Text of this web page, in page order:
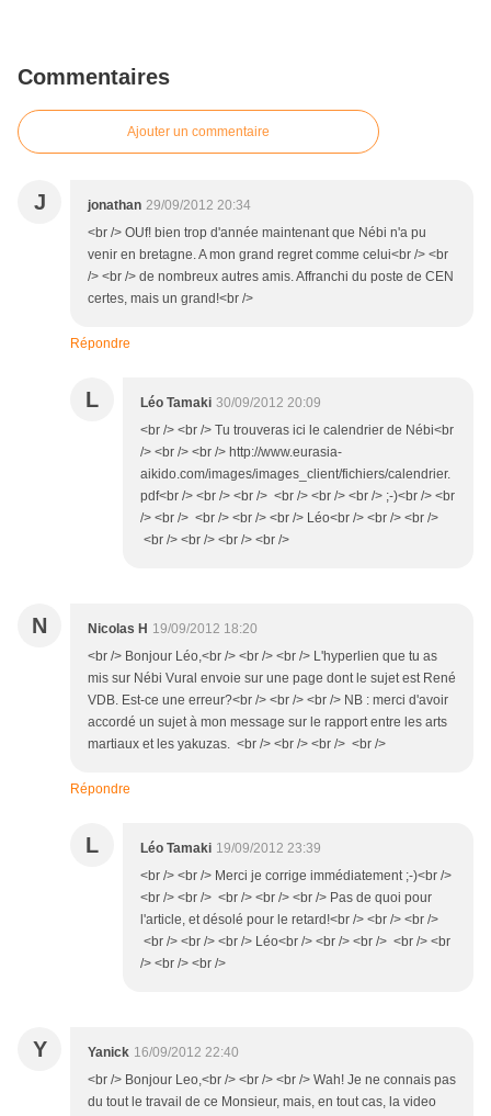
Commentaires
Ajouter un commentaire
J jonathan 29/09/2012 20:34
<br /> OUf! bien trop d'année maintenant que Nébi n'a pu
venir en bretagne. A mon grand regret comme celui<br /> <br
/> <br /> de nombreux autres amis. Affranchi du poste de CEN
certes, mais un grand!<br />
Répondre
L Léo Tamaki 30/09/2012 20:09
<br /> <br /> Tu trouveras ici le calendrier de Nébi<br
/> <br /> <br /> http://www.eurasia-
aikido.com/images/images_client/fichiers/calendrier.
pdf<br /> <br /> <br /> <br /> <br /> <br /> ;-)<br /> <br
/> <br /> <br /> <br /> <br /> Léo<br /> <br /> <br />
<br /> <br /> <br /> <br />
N Nicolas H 19/09/2012 18:20
<br /> Bonjour Léo,<br /> <br /> <br /> L'hyperlien que tu as
mis sur Nébi Vural envoie sur une page dont le sujet est René
VDB. Est-ce une erreur?<br /> <br /> <br /> NB : merci d'avoir
accordé un sujet à mon message sur le rapport entre les arts
martiaux et les yakuzas. <br /> <br /> <br /> <br />
Répondre
L Léo Tamaki 19/09/2012 23:39
<br /> <br /> Merci je corrige immédiatement ;-)<br />
<br /> <br /> <br /> <br /> <br /> Pas de quoi pour
l'article, et désolé pour le retard!<br /> <br /> <br />
<br /> <br /> <br /> Léo<br /> <br /> <br /> <br /> <br
/> <br /> <br />
Y Yanick 16/09/2012 22:40
<br /> Bonjour Leo,<br /> <br /> <br /> Wah! Je ne connais pas
du tout le travail de ce Monsieur, mais, en tout cas, la video